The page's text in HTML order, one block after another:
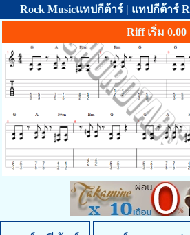
Rock Musicแทปกีต้าร์ | แทปกีต้าร์
Riff เริ่ม 0.00